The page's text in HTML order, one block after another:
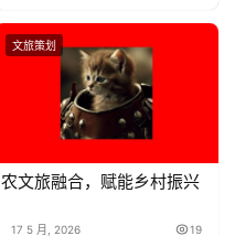
文旅策划
农文旅融合，赋能乡村振兴
17 5 月, 2026 19